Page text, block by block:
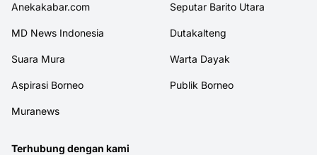
Anekakabar.com Seputar Barito Utara
MD News Indonesia Dutakalteng
Suara Mura Warta Dayak
Aspirasi Borneo Publik Borneo
Muranews
Terhubung dengan kami